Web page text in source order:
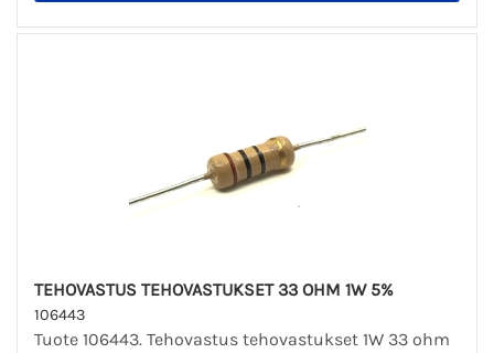
TEHOVASTUS TEHOVASTUKSET 33 OHM 1W 5%
106443
Tuote 106443. Tehovastus tehovastukset 1W 33 ohm